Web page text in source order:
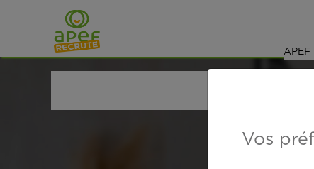
Navigation
Saut au contenu
APEF
Vos